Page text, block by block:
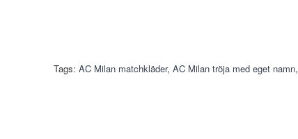
Tags: AC Milan matchkläder, AC Milan tröja med eget namn,